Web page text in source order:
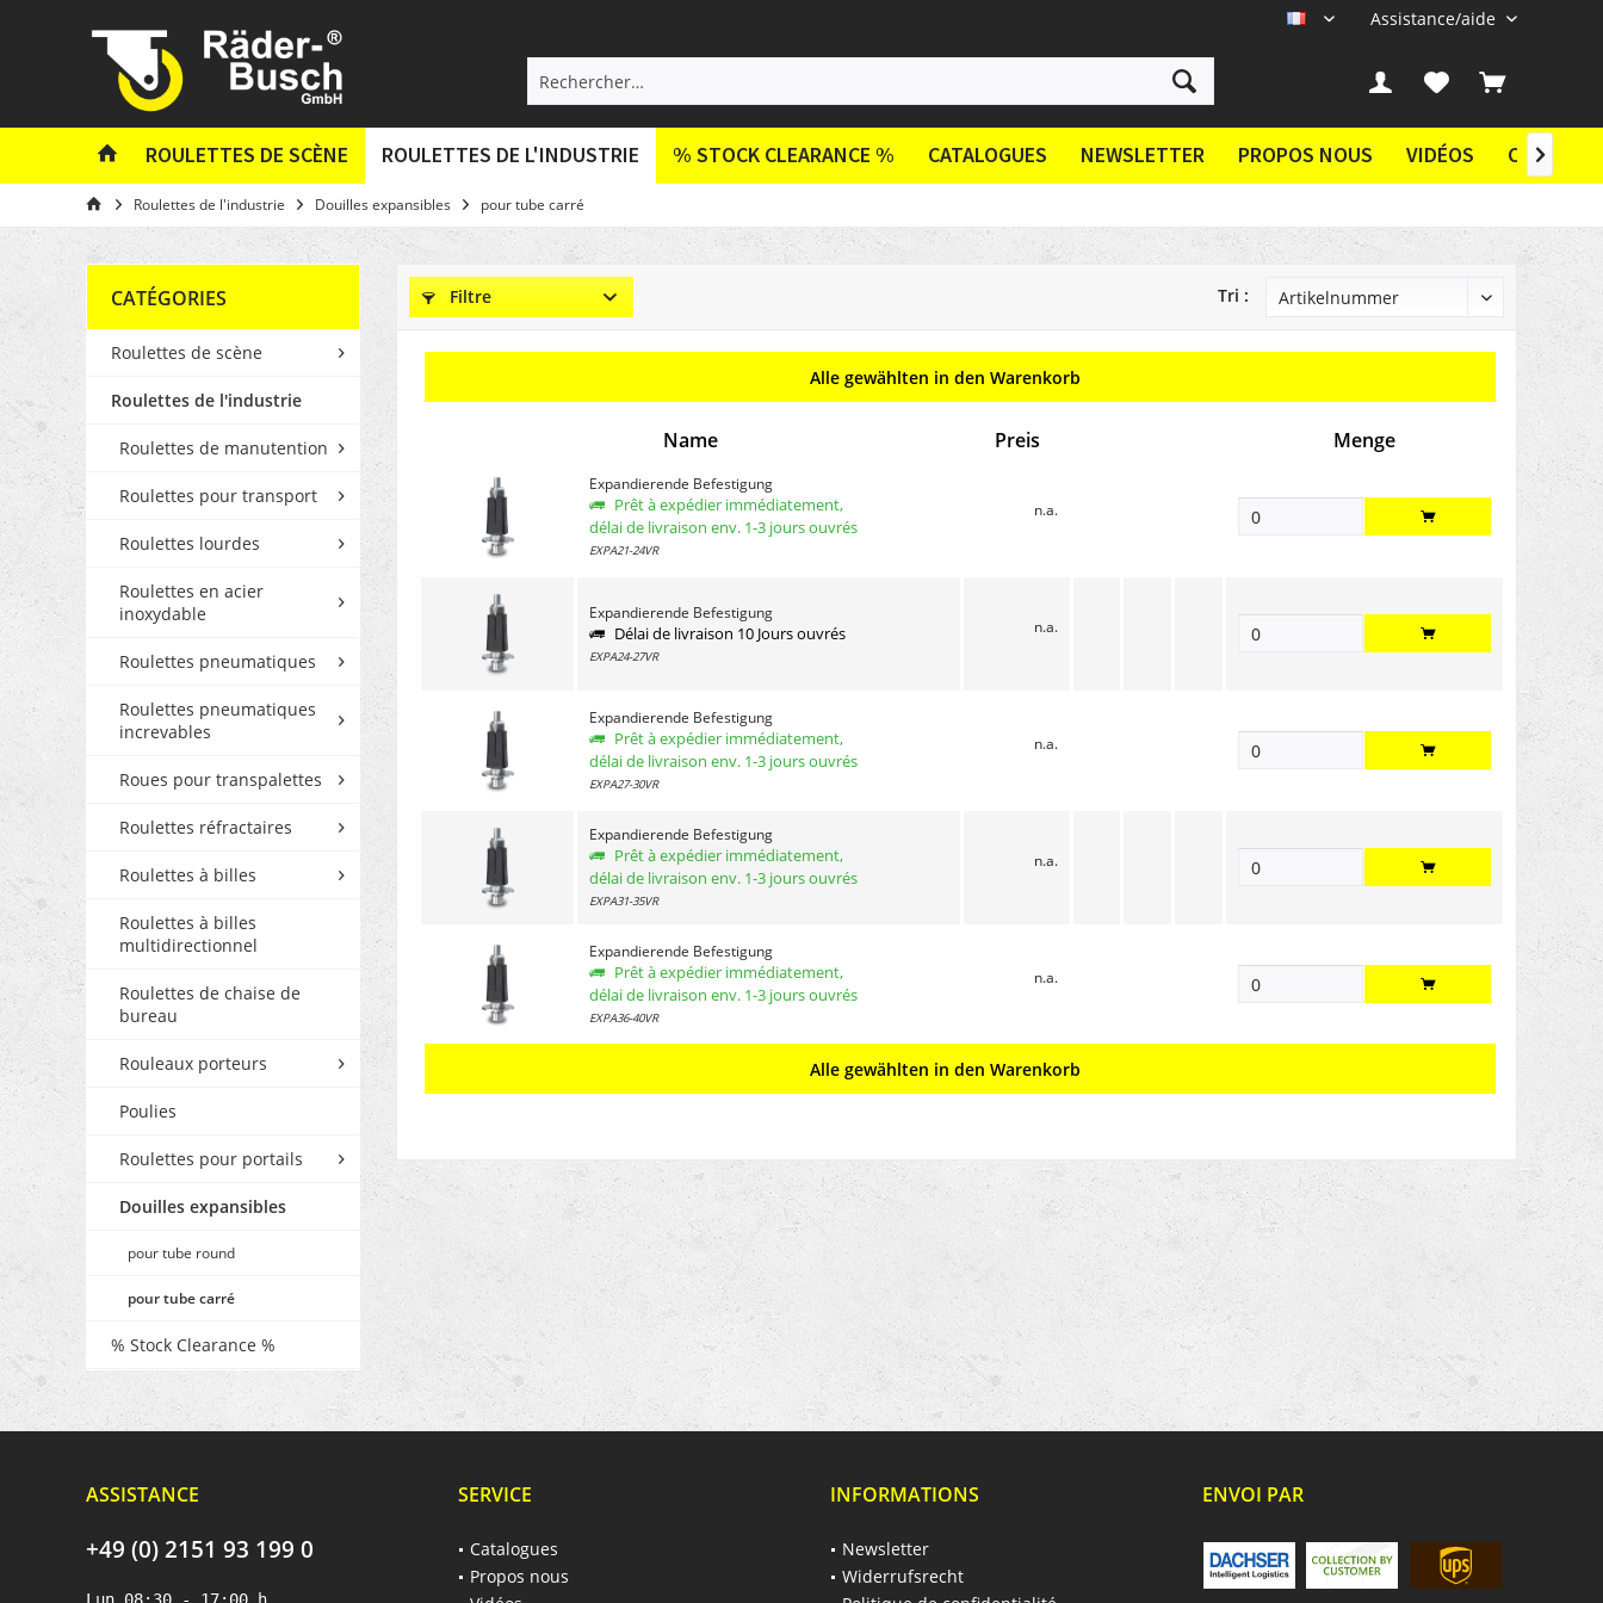
Assistance/aide
ROULETTES DE SCÈNE ROULETTES DE L'INDUSTRIE % STOCK CLEARANCE % CATALOGUES NEWSLETTER PROPOS NOUS VIDÉOS CONTACT

Roulettes de l'industrie Douilles expansibles pour tube carré
CATÉGORIES
Roulettes de scène
Roulettes de l'industrie
Roulettes de manutention
Roulettes pour transport
Roulettes lourdes
Roulettes en acier
inoxydable
Roulettes pneumatiques
Roulettes pneumatiques
increvables
Roues pour transpalettes
Roulettes réfractaires
Roulettes à billes
Roulettes à billes
multidirectionnel
Roulettes de chaise de
bureau
Rouleaux porteurs
Poulies
Roulettes pour portails
Douilles expansibles
pour tube round
pour tube carré
% Stock Clearance %
Filtre Tri :
Alle gewählten in den Warenkorb
Name Preis Menge
Expandierende Befestigung
Prêt à expédier immédiatement,
délai de livraison env. 1-3 jours ouvrés
EXPA21-24VR
n.a.
Expandierende Befestigung
Délai de livraison 10 Jours ouvrés
EXPA24-27VR
n.a.
Expandierende Befestigung
Prêt à expédier immédiatement,
délai de livraison env. 1-3 jours ouvrés
EXPA27-30VR
n.a.
Expandierende Befestigung
Prêt à expédier immédiatement,
délai de livraison env. 1-3 jours ouvrés
EXPA31-35VR
n.a.
Expandierende Befestigung
Prêt à expédier immédiatement,
délai de livraison env. 1-3 jours ouvrés
EXPA36-40VR
n.a.
Alle gewählten in den Warenkorb
ASSISTANCE
+49 (0) 2151 93 199 0
SERVICE
Catalogues
Propos nous
INFORMATIONS
Newsletter
Widerrufsrecht
ENVOI PAR